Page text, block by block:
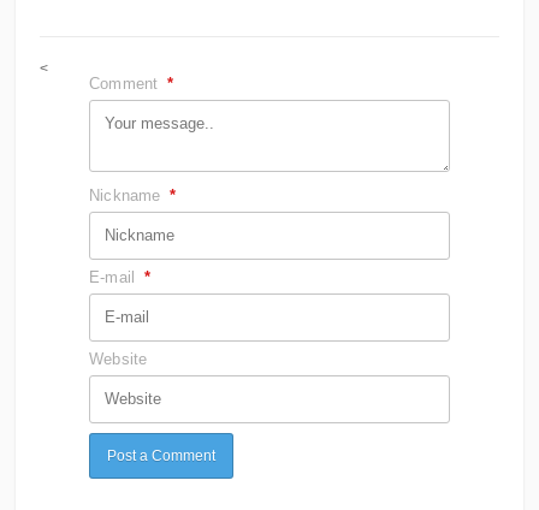
<
Comment *
Nickname *
E-mail *
Website